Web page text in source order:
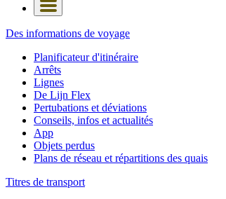
Des informations de voyage
Planificateur d'itinéraire
Arrêts
Lignes
De Lijn Flex
Pertubations et déviations
Conseils, infos et actualités
App
Objets perdus
Plans de réseau et répartitions des quais
Titres de transport